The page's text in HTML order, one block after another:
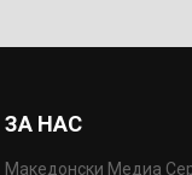
ЗА НАС
Македонски Медиа